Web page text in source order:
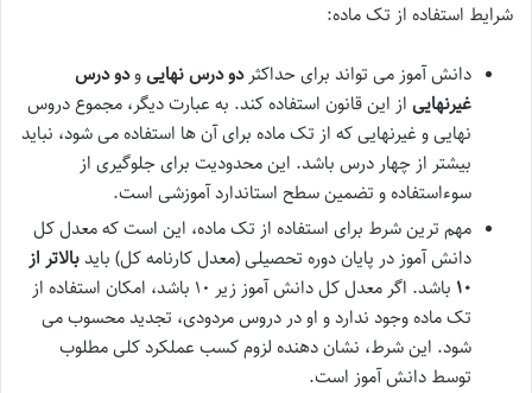
شرایط استفاده از تک ماده:
دانش آموز می تواند برای حداکثردو درس نهاییودو درس
غیرنهایی از این قانون استفاده کند. به عبارت دیگر، مجموع دروس
نهایی و غیرنهایی که از تک ماده برای آن ها استفاده می شود، نباید
بیشتر از چهار درس باشد. این محدودیت برای جلوگیری از
سوءاستفاده و تضمین سطح استاندارد آموزشی است.
مهم ترین شرط برای استفاده از تک ماده، این است که معدل کل
دانش آموز در پایان دوره تحصیلی (معدل کارنامه کل) بایدبالاتر از
۱۰
باشد. اگر معدل کل دانش آموز زیر ۱۰ باشد، امکان استفاده از
تک ماده وجود ندارد و او در دروس مردودی، تجدید محسوب می
شود. این شرط، نشان دهنده لزوم کسب عملکرد کلی مطلوب
توسط دانش آموز است.